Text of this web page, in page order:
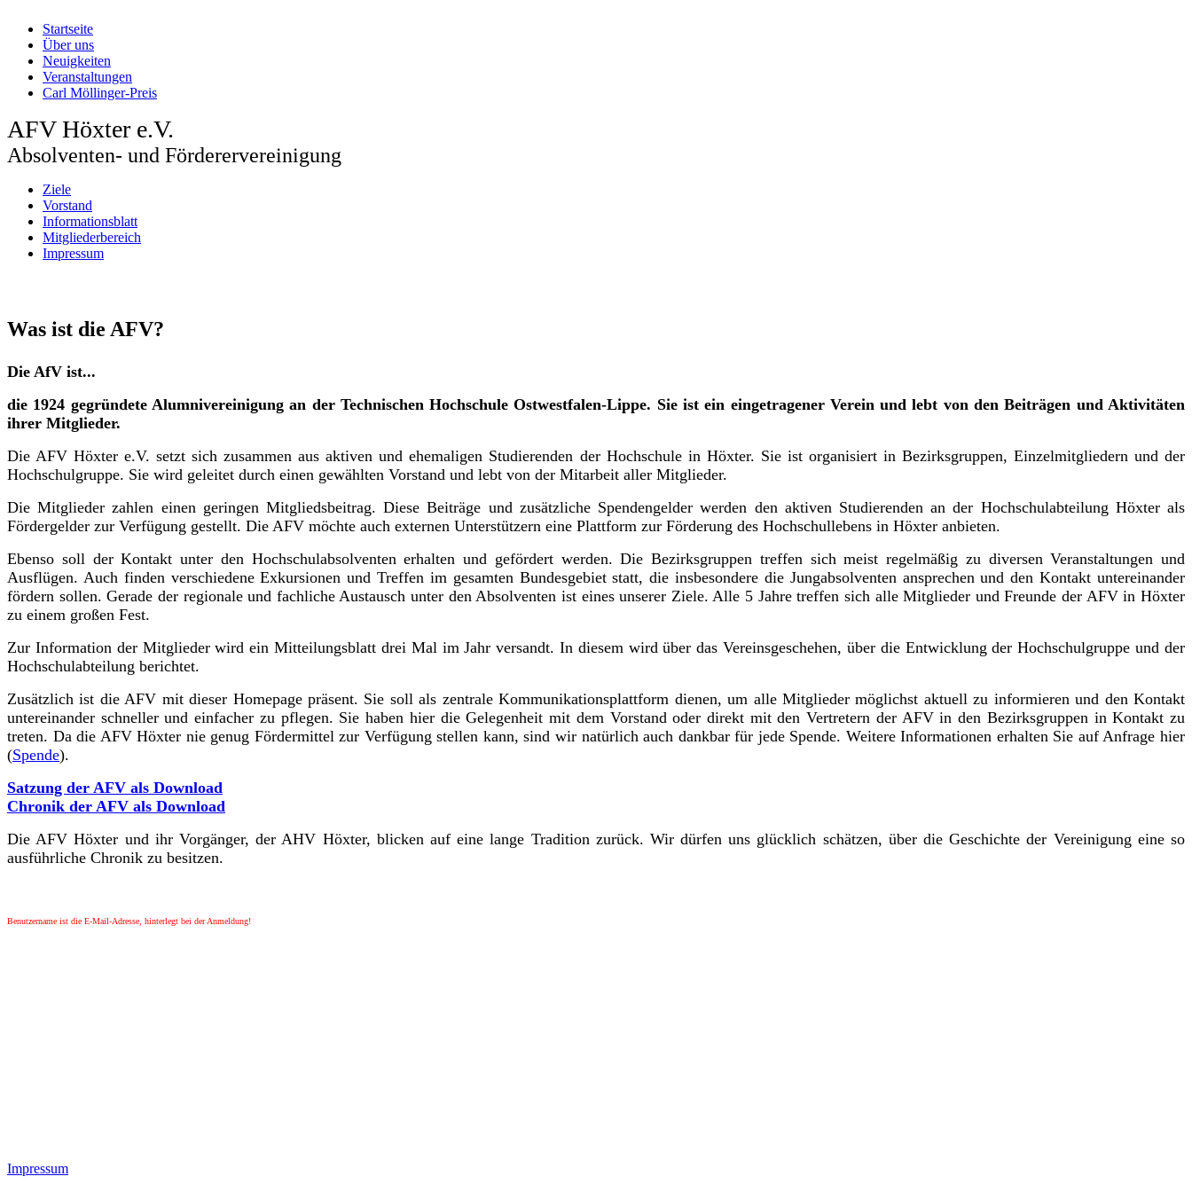
Startseite
Über uns
Neuigkeiten
Veranstaltungen
Carl Möllinger-Preis
AFV Höxter e.V.
Absolventen- und Förderervereinigung
Ziele
Vorstand
Informationsblatt
Mitgliederbereich
Impressum
Was ist die AFV?
Die AfV ist...
die 1924 gegründete Alumnivereinigung an der Technischen Hochschule Ostwestfalen-Lippe. Sie ist ein eingetragener Verein und lebt von den Beiträgen und Aktivitäten
ihrer Mitglieder.
Die AFV Höxter e.V. setzt sich zusammen aus aktiven und ehemaligen Studierenden der Hochschule in Höxter. Sie ist organisiert in Bezirksgruppen, Einzelmitgliedern und der
Hochschulgruppe. Sie wird geleitet durch einen gewählten Vorstand und lebt von der Mitarbeit aller Mitglieder.
Die Mitglieder zahlen einen geringen Mitgliedsbeitrag. Diese Beiträge und zusätzliche Spendengelder werden den aktiven Studierenden an der Hochschulabteilung Höxter als
Fördergelder zur Verfügung gestellt. Die AFV möchte auch externen Unterstützern eine Plattform zur Förderung des Hochschullebens in Höxter anbieten.
Ebenso soll der Kontakt unter den Hochschulabsolventen erhalten und gefördert werden. Die Bezirksgruppen treffen sich meist regelmäßig zu diversen Veranstaltungen und
Ausflügen. Auch finden verschiedene Exkursionen und Treffen im gesamten Bundesgebiet statt, die insbesondere die Jungabsolventen ansprechen und den Kontakt untereinander
fördern sollen. Gerade der regionale und fachliche Austausch unter den Absolventen ist eines unserer Ziele. Alle 5 Jahre treffen sich alle Mitglieder und Freunde der AFV in Höxter
zu einem großen Fest.
Zur Information der Mitglieder wird ein Mitteilungsblatt drei Mal im Jahr versandt. In diesem wird über das Vereinsgeschehen, über die Entwicklung der Hochschulgruppe und der
Hochschulabteilung berichtet.
Zusätzlich ist die AFV mit dieser Homepage präsent. Sie soll als zentrale Kommunikationsplattform dienen, um alle Mitglieder möglichst aktuell zu informieren und den Kontakt
untereinander schneller und einfacher zu pflegen. Sie haben hier die Gelegenheit mit dem Vorstand oder direkt mit den Vertretern der AFV in den Bezirksgruppen in Kontakt zu
treten. Da die AFV Höxter nie genug Fördermittel zur Verfügung stellen kann, sind wir natürlich auch dankbar für jede Spende. Weitere Informationen erhalten Sie auf Anfrage hier
(Spende).
Satzung der AFV als Download
Chronik der AFV als Download
Die AFV Höxter und ihr Vorgänger, der AHV Höxter, blicken auf eine lange Tradition zurück. Wir dürfen uns glücklich schätzen, über die Geschichte der Vereinigung eine so
ausführliche Chronik zu besitzen.
Benutzername ist die E-Mail-Adresse, hinterlegt bei der Anmeldung!
Impressum